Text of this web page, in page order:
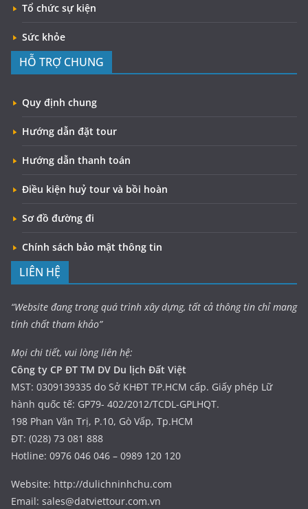
Tổ chức sự kiện
Sức khỏe
HỖ TRỢ CHUNG
Quy định chung
Hướng dẫn đặt tour
Hướng dẫn thanh toán
Điều kiện huỷ tour và bồi hoàn
Sơ đồ đường đi
Chính sách bảo mật thông tin
LIÊN HỆ
“Website đang trong quá trình xây dựng, tất cả thông tin chỉ mang
tính chất tham khảo”
Mọi chi tiết, vui lòng liên hệ:
Công ty CP ĐT TM DV Du lịch Đất Việt
MST: 0309139335 do Sở KHĐT TP.HCM cấp. Giấy phép Lữ
hành quốc tế: GP79- 402/2012/TCDL-GPLHQT.
198 Phan Văn Trị, P.10, Gò Vấp, Tp.HCM
ĐT: (028) 73 081 888
Hotline: 0976 046 046 – 0989 120 120
Website: http://dulichninhchu.com
Email: sales@datviettour.com.vn